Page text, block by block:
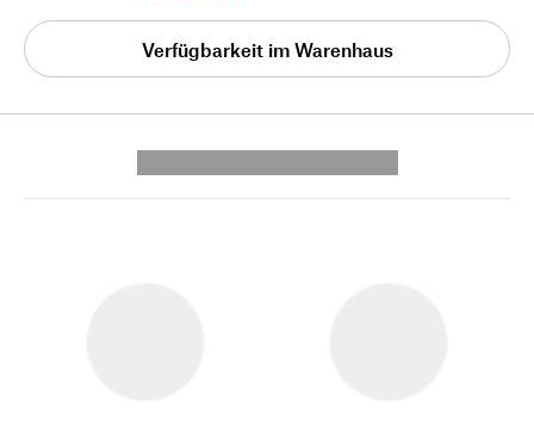
Verfügbarkeit im Warenhaus